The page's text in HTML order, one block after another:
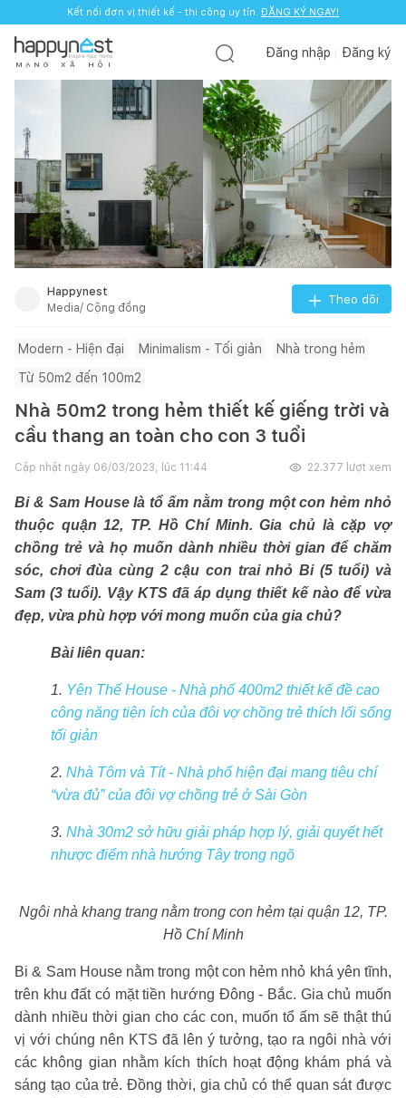
Kết nối đơn vị thiết kế - thi công uy tín. ĐĂNG KÝ NGAY!
M Ạ N G X Ã H Ộ I
Đăng nhập Đăng ký
Happynest
Media/ Cộng đồng
Theo dõi
Modern - Hiện đại Minimalism - Tối giản
Nhà trong hẻm
Từ 50m2 đến 100m2
Nhà 50m2 trong hẻm thiết kế giếng trời và
cầu thang an toàn cho con 3 tuổi
Cập nhật ngày 06/03/2023, lúc 11:44 22.377 lượt xem
Bi & Sam House là tổ ấm nằm trong một con hẻm nhỏ
thuộc quận 12, TP. Hồ Chí Minh. Gia chủ là cặp vợ
chồng trẻ và họ muốn dành nhiều thời gian để chăm
sóc, chơi đùa cùng 2 cậu con trai nhỏ Bi (5 tuổi) và
Sam (3 tuổi). Vậy KTS đã áp dụng thiết kế nào để vừa
đẹp, vừa phù hợp với mong muốn của gia chủ?
Bài liên quan:
1. Yên Thế House - Nhà phố 400m2 thiết kế đề cao
công năng tiện ích của đôi vợ chồng trẻ thích lối sống
tối giản
2. Nhà Tôm và Tít - Nhà phố hiện đại mang tiêu chí
“vừa đủ” của đôi vợ chồng trẻ ở Sài Gòn
3. Nhà 30m2 sở hữu giải pháp hợp lý, giải quyết hết
nhược điểm nhà hướng Tây trong ngõ
Ngôi nhà khang trang nằm trong con hẻm tại quận 12, TP.
Hồ Chí Minh
Bi & Sam House nằm trong một con hẻm nhỏ khá yên tĩnh,
trên khu đất có mặt tiền hướng Đông - Bắc. Gia chủ muốn
dành nhiều thời gian cho các con, muốn tổ ấm sẽ thật thú
vị với chúng nên KTS đã lên ý tưởng, tạo ra ngôi nhà với
các không gian nhằm kích thích hoạt động khám phá và
sáng tạo của trẻ. Đồng thời, gia chủ có thể quan sát được